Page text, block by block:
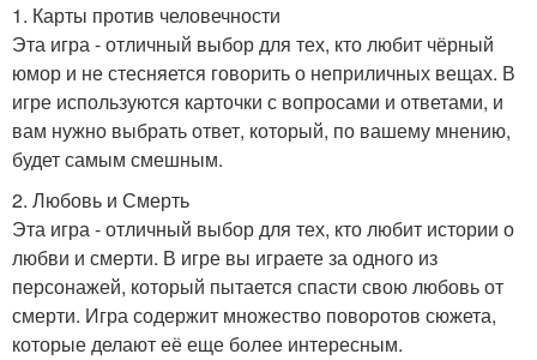
1. Карты против человечности
Эта игра - отличный выбор для тех, кто любит чёрный
юмор и не стесняется говорить о неприличных вещах. В
игре используются карточки с вопросами и ответами, и
вам нужно выбрать ответ, который, по вашему мнению,
будет самым смешным.
2. Любовь и Смерть
Эта игра - отличный выбор для тех, кто любит истории о
любви и смерти. В игре вы играете за одного из
персонажей, который пытается спасти свою любовь от
смерти. Игра содержит множество поворотов сюжета,
которые делают её еще более интересным.